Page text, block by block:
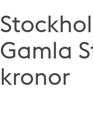
Gamla
kronor